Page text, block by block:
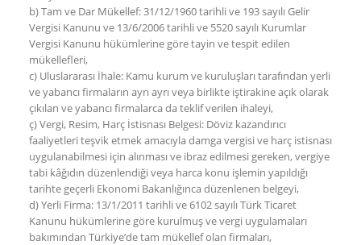
b) Tam ve Dar Mükellef: 31/12/1960 tarihli ve 193 sayılı Gelir
Vergisi Kanunu ve 13/6/2006 tarihli ve 5520 sayılı Kurumlar
Vergisi Kanunu hükümlerine göre tayin ve tespit edilen
mükellefleri,
c) Uluslararası İhale: Kamu kurum ve kuruluşları tarafından yerli
ve yabancı firmaların ayrı ayrı veya birlikte iştirakine açık olarak
çıkılan ve yabancı firmalarca da teklif verilen ihaleyi,
ç) Vergi, Resim, Harç İstisnası Belgesi: Döviz kazandırıcı
faaliyetleri teşvik etmek amacıyla damga vergisi ve harç istisnası
uygulanabilmesi için alınması ve ibraz edilmesi gereken, vergiye
tabi kâğıdın düzenlendiği veya harca konu işlemin yapıldığı
tarihte geçerli Ekonomi Bakanlığınca düzenlenen belgeyi,
d) Yerli Firma: 13/1/2011 tarihli ve 6102 sayılı Türk Ticaret
Kanunu hükümlerine göre kurulmuş ve vergi uygulamaları
bakımından Türkiye’de tam mükellef olan firmaları,